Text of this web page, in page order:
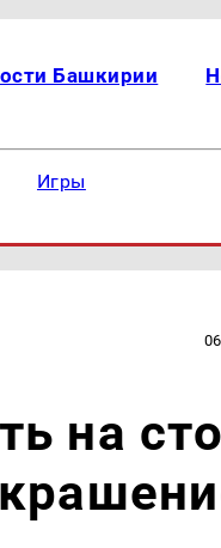
Башкирии
Игры
на